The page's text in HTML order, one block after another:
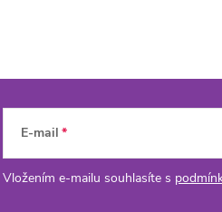
E-mail
Vložením e-mailu souhlasíte s